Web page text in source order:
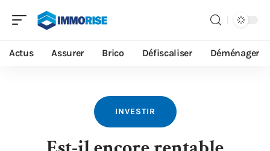
Actus Assurer Brico Défiscaliser Déménager
INVESTIR